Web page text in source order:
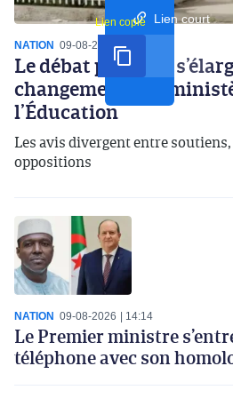
Lien court
Lien copié
NATION 09-08-2026 15:34
Le débat partisan
changements du
l’Éducation
Les avis divergent entre
oppositions
NATION 09-08-2026 14:14
Le Premier ministre
téléphone avec son